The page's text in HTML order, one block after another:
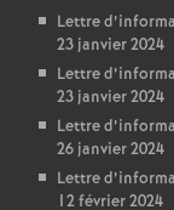
Lettre
23 janvier 2024
Lettre
23 janvier 2024
Lettre
26 janvier 2024
Lettre
12 février 2024